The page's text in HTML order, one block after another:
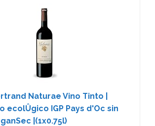
Naturae Vino Tinto |
ecolÛgico IGP Pays d'Oc sin
|(1x0.75l)